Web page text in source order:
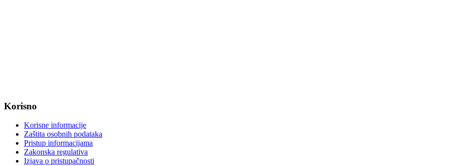
Korisno
Korisne informacije
Zaštita osobnih podataka
Pristup informacijama
Zakonska regulativa
Izjava o pristupačnosti